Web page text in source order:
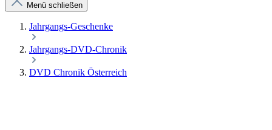
Menü schließen
Jahrgangs-Geschenke
Jahrgangs-DVD-Chronik
DVD Chronik Österreich